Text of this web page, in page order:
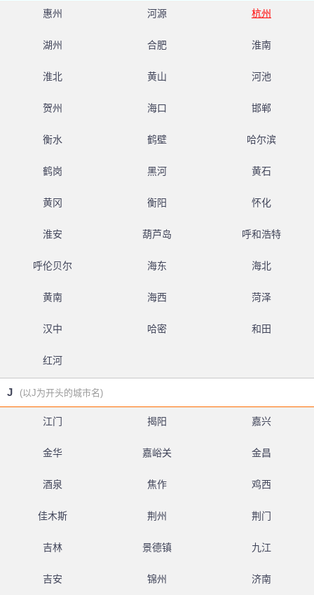
惠州 河源 杭州
湖州 合肥 淮南
淮北 黄山 河池
贺州 海口 邯郸
衡水 鹤壁 哈尔滨
鹤岗 黑河 黄石
黄冈 衡阳 怀化
淮安 葫芦岛 呼和浩特
呼伦贝尔 海东 海北
黄南 海西 菏泽
汉中 哈密 和田
红河
J (以J为开头的城市名)
江门 揭阳 嘉兴
金华 嘉峪关 金昌
酒泉 焦作 鸡西
佳木斯 荆州 荆门
吉林 景德镇 九江
吉安 锦州 济南